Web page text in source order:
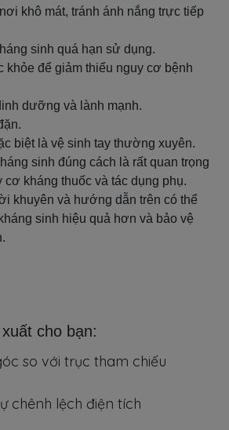
khô mát, tránh ánh nắng trực tiếp
sinh quá hạn sử dụng.
khỏe để giảm thiểu nguy cơ bệnh
dưỡng và lành mạnh.
biệt là vệ sinh tay thường xuyên.
sinh đúng cách là rất quan trọng
cơ kháng thuốc và tác dụng phụ.
khuyên và hướng dẫn trên có thể
sinh hiệu quả hơn và bảo vệ
cho bạn:
so với trục tham chiếu
chênh lệch điện tích